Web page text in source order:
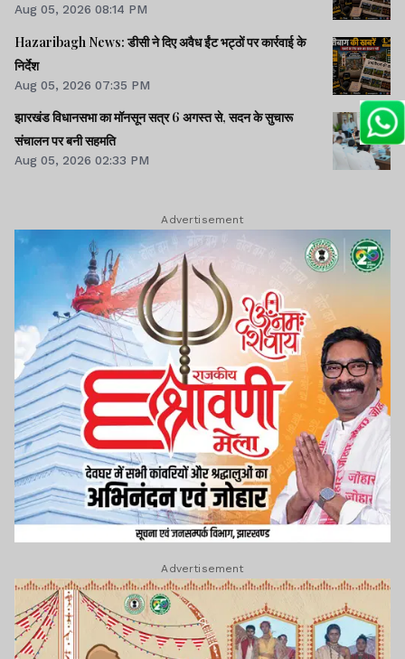
Aug 05, 2026 08:14 PM
Hazaribagh News: डीसी ने दिए अवैध ईंट भट्ठों पर कार्रवाई के
निर्देश
Aug 05, 2026 07:35 PM
झारखंड विधानसभा का मॉनसून सत्र 6 अगस्त से, सदन के सुचारू
संचालन पर बनी सहमति
Aug 05, 2026 02:33 PM
Advertisement
Advertisement